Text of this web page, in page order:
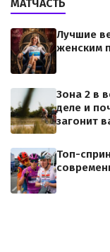
МАТЧАСТЬ
Лучшие
женским
Зона 2 в
деле и
загонит
Топ-